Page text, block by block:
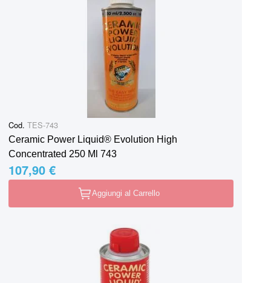
Cod. TES-743
Ceramic Power Liquid® Evolution High
Concentrated 250 Ml 743
107,90 €
Aggiungi al Carrello